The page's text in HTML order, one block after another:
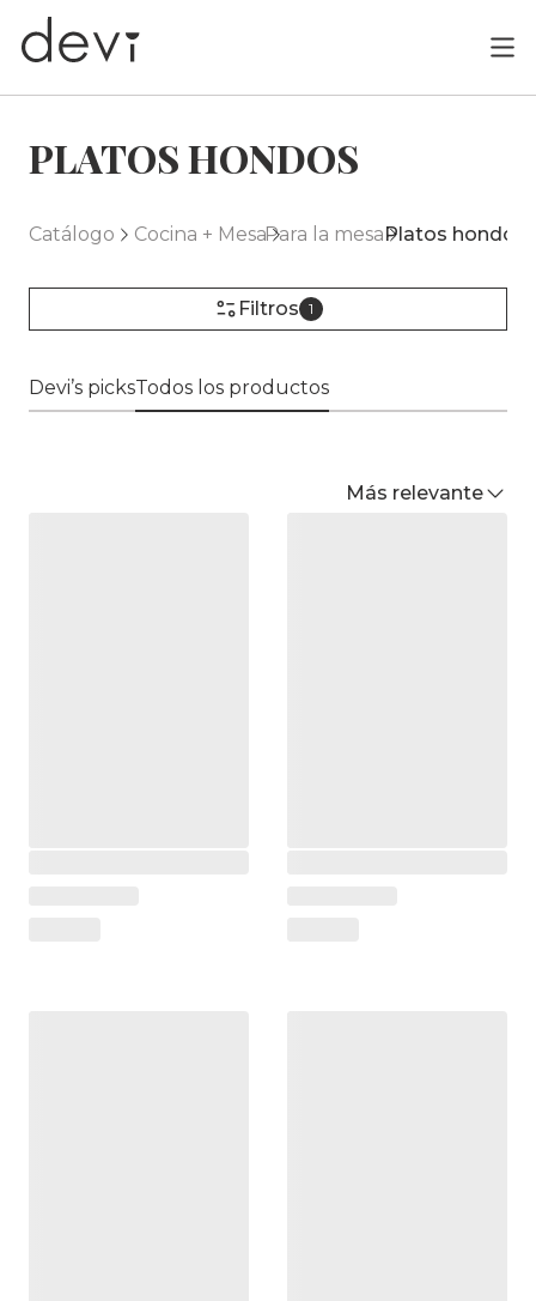
PLATOS HONDOS
Catálogo Cocina + MesaPara la mesaPlatos hondos
Filtros 1
Devi’s picksTodos los productos
Más relevante